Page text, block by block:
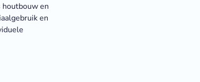
houtbouw en
en